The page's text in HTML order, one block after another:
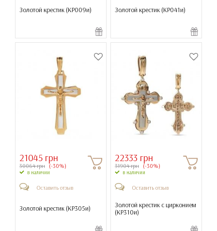
Золотой крестик (КР009и) Золотой крестик (КР041и)
21045 грн
30064 грн (-30%)
в наличии
Оставить отзыв
Золотой крестик (КР305и)
22333 грн
31904 грн (-30%)
в наличии
Оставить отзыв
Золотой крестик с цирконием
(КР310и)